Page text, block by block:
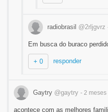
radiobrasil @2rljgvrz
Em busca do buraco
+ 0 responder
Gaytry @gaytry - 2 meses
acontece com as melhores